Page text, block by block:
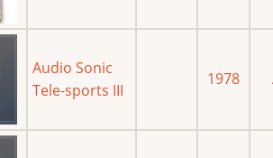
Audio Sonic
Tele-sports III
1978